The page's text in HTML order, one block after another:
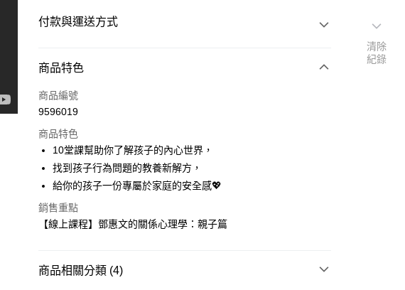
付款與運送方式
付款方式
信用卡一次付款
運送方式
數位發送
免運費
商品特色
商品編號
9596019
商品特色
10堂課幫助你了解孩子的內心世界，
找到孩子行為問題的教養新解方，
給你的孩子一份專屬於家庭的安全感💖
銷售重點
【線上課程】鄧惠文的關係心理學：親子篇
商品相關分類 (4)
清除
紀錄